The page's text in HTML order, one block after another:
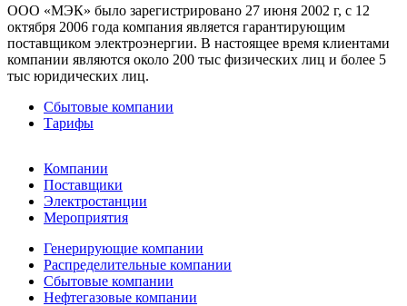
ООО «МЭК» было зарегистрировано 27 июня 2002 г, с 12
октября 2006 года компания является гарантирующим
поставщиком электроэнергии. В настоящее время клиентами
компании являются около 200 тыс физических лиц и более 5
тыс юридических лиц.
Сбытовые компании
Тарифы
Компании
Поставщики
Электростанции
Мероприятия
Генерирующие компании
Распределительные компании
Сбытовые компании
Нефтегазовые компании